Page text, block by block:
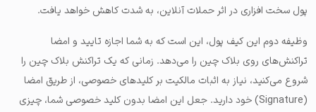
پول سخت افزاری در اثر حملات آنلاین، به شدت کاهش خواهد یافت.
وظیفه دوم این کیف پول، این است که به شما اجازه تایید و امضا
تراکنش‌های روی بلاک چین را می‌دهد. زمانی که یک تراکنش بلاک چین را
شروع می‌کنید، نیاز به اثبات مالکیت بر کلیدهای خصوصی، از طریق امضا
(Signature) خود دارید. جعل این امضا بدون کلید خصوصی شما، چیزی